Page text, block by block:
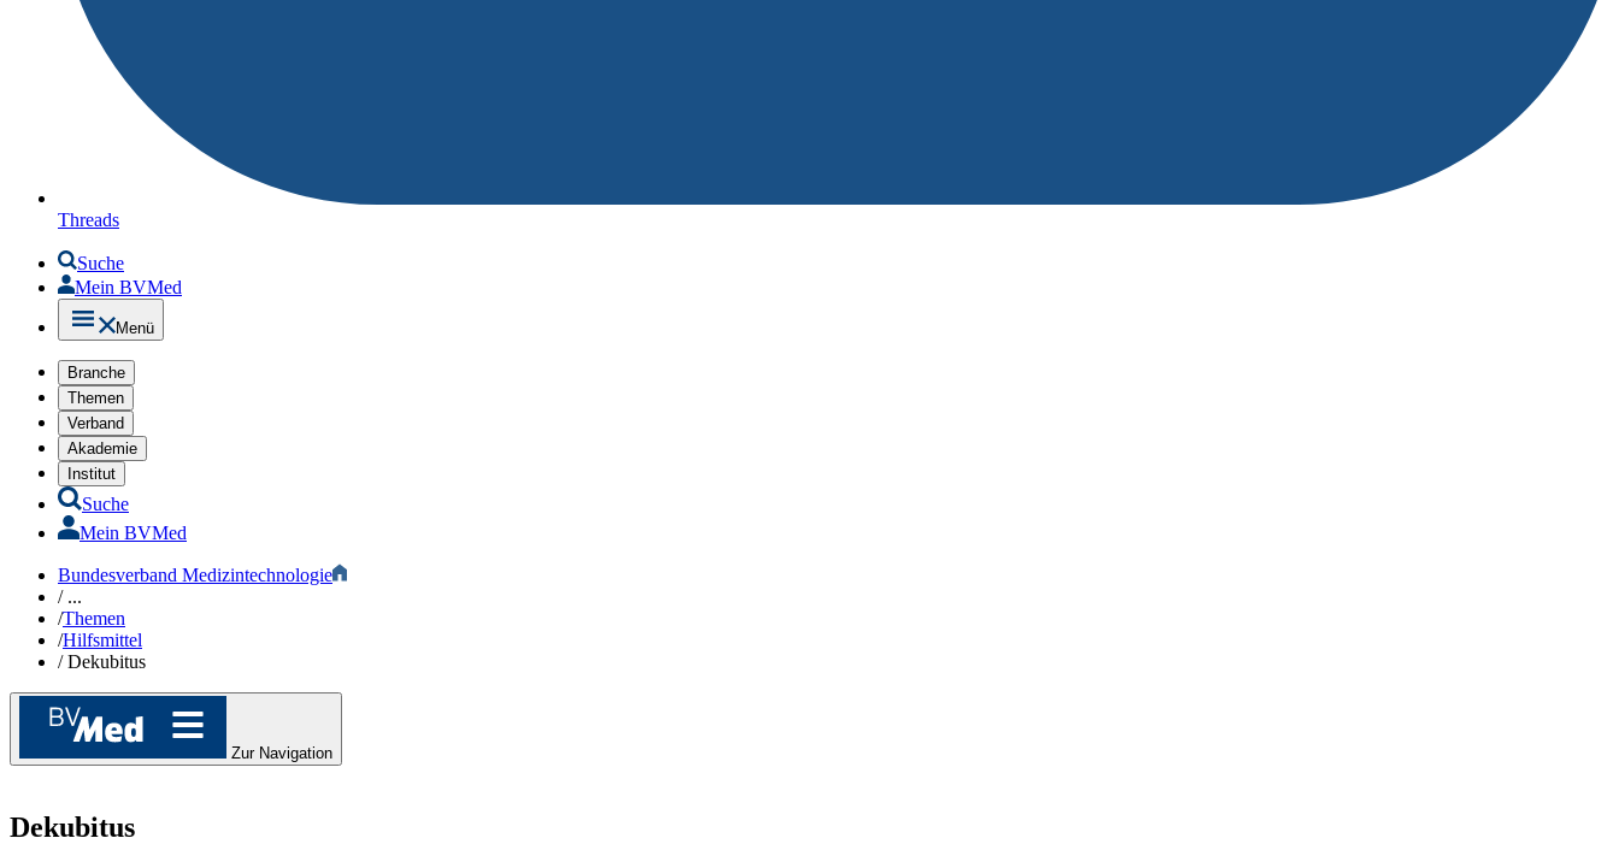
Threads
Suche
Mein BVMed
Menü
Branche
Themen
Verband
Akademie
Institut
Suche
Mein BVMed
Bundesverband Medizintechnologie
/...
/Themen
/Hilfsmittel​
/Dekubitus
Zur Navigation
Dekubitus